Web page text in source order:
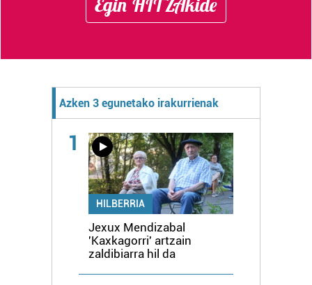
Egin HITZAkide
Azken 3 egunetako irakurrienak
1
HILBERRIA
Jexux Mendizabal
'Kaxkagorri' artzain
zaldibiarra hil da